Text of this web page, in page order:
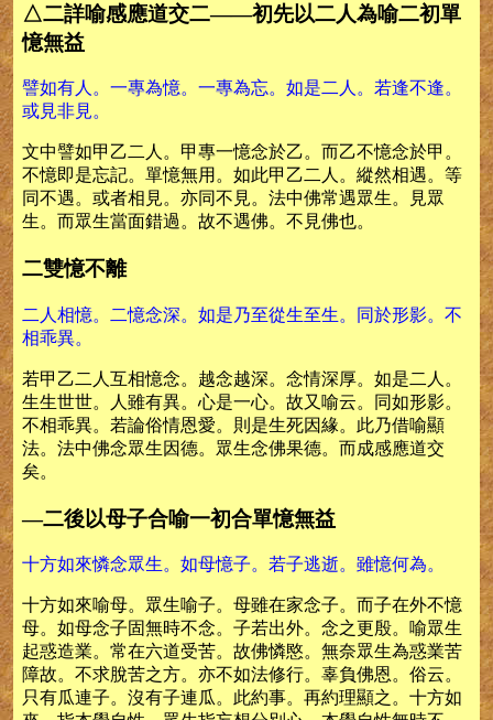
△二詳喻感應道交二——初先以二人為喻二初單
憶無益
譬如有人。一專為憶。一專為忘。如是二人。若逢不逢。
或見非見。
文中譬如甲乙二人。甲專一憶念於乙。而乙不憶念於甲。
不憶即是忘記。單憶無用。如此甲乙二人。縱然相遇。等
同不遇。或者相見。亦同不見。法中佛常遇眾生。見眾
生。而眾生當面錯過。故不遇佛。不見佛也。
二雙憶不離
二人相憶。二憶念深。如是乃至從生至生。同於形影。不
相乖異。
若甲乙二人互相憶念。越念越深。念情深厚。如是二人。
生生世世。人雖有異。心是一心。故又喻云。同如形影。
不相乖異。若論俗情恩愛。則是生死因緣。此乃借喻顯
法。法中佛念眾生因德。眾生念佛果德。而成感應道交
矣。
—二後以母子合喻一初合單憶無益
十方如來憐念眾生。如母憶子。若子逃逝。雖憶何為。
十方如來喻母。眾生喻子。母雖在家念子。而子在外不憶
母。如母念子固無時不念。子若出外。念之更殷。喻眾生
起惑造業。常在六道受苦。故佛憐愍。無奈眾生為惑業苦
障故。不求脫苦之方。亦不如法修行。辜負佛恩。俗云。
只有瓜連子。沒有子連瓜。此約事。再約理顯之。十方如